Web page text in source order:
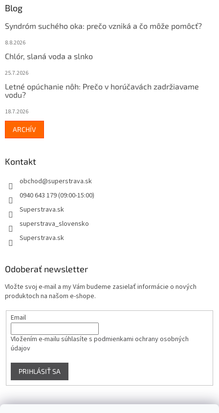
Blog
Syndróm suchého oka: prečo vzniká a čo môže pomôcť?
8.8.2026
Chlór, slaná voda a slnko
25.7.2026
Letné opúchanie nôh: Prečo v horúčavách zadržiavame
vodu?
18.7.2026
ARCHÍV
Kontakt
obchod@superstrava.sk
0940 643 179 (09:00-15:00)
Superstrava.sk
superstrava_slovensko
Superstrava.sk
Odoberať newsletter
Vložte svoj e-mail a my Vám budeme zasielať informácie o nových
produktoch na našom e-shope.
Email
Vložením e-mailu súhlasíte s podmienkami ochrany osobných
údajov
PRIHLÁSIŤ SA